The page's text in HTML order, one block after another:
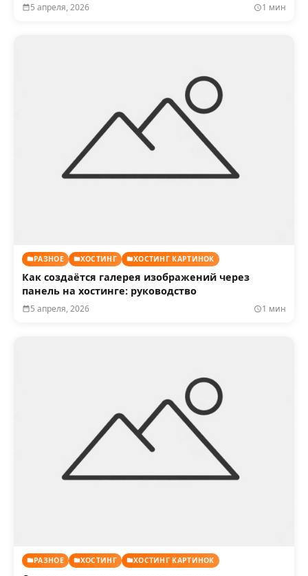
5 апреля, 2026 1 мин
РАЗНОЕ ХОСТИНГ ХОСТИНГ КАРТИНОК
Как создаётся галерея изображений через
панель на хостинге: руководство
5 апреля, 2026 1 мин
РАЗНОЕ ХОСТИНГ ХОСТИНГ КАРТИНОК